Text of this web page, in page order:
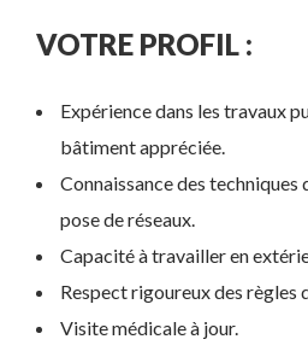
VOTRE PROFIL :
Expérience dans les travaux
bâtiment appréciée.
Connaissance des techniques
pose de réseaux.
Capacité à travailler en
Respect rigoureux des règles
Visite médicale à jour.